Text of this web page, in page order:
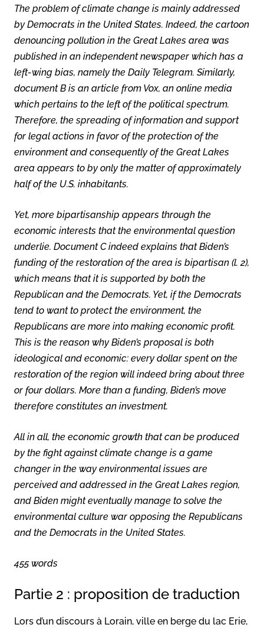
The problem of climate change is mainly addressed
by Democrats in the United States. Indeed, the cartoon
denouncing pollution in the Great Lakes area was
published in an independent newspaper which has a
left-wing bias, namely the Daily Telegram. Similarly,
document B is an article from Vox, an online media
which pertains to the left of the political spectrum.
Therefore, the spreading of information and support
for legal actions in favor of the protection of the
environment and consequently of the Great Lakes
area appears to by only the matter of approximately
half of the U.S. inhabitants.
Yet, more bipartisanship appears through the
economic interests that the environmental question
underlie. Document C indeed explains that Biden’s
funding of the restoration of the area is bipartisan (l. 2),
which means that it is supported by both the
Republican and the Democrats. Yet, if the Democrats
tend to want to protect the environment, the
Republicans are more into making economic profit.
This is the reason why Biden’s proposal is both
ideological and economic: every dollar spent on the
restoration of the region will indeed bring about three
or four dollars. More than a funding, Biden’s move
therefore constitutes an investment.
All in all, the economic growth that can be produced
by the fight against climate change is a game
changer in the way environmental issues are
perceived and addressed in the Great Lakes region,
and Biden might eventually manage to solve the
environmental culture war opposing the Republicans
and the Democrats in the United States.
455 words
Partie 2 : proposition de traduction
Lors d’un discours à Lorain, ville en berge du lac Erie,